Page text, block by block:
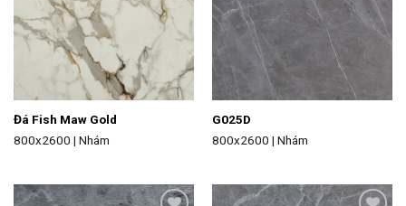
Đá Fish Maw Gold
800x2600 | Nhám
G025D
800x2600 | Nhám